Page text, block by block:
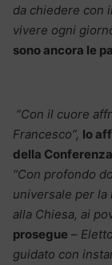
da chiedere con
vivere ogni
sono ancora le
“Con il cuore
Francesco”, lo
della
“Con profondo
universale per la
alla Chiesa, ai
prosegue –
guidato con